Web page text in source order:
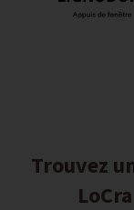
Trouvez